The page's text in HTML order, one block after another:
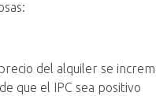
del alquiler se
que el IPC sea positivo